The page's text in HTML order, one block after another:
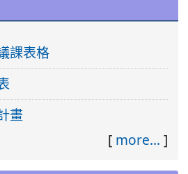
課表格
畫
[ more... ]